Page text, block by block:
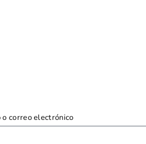
correo electrónico